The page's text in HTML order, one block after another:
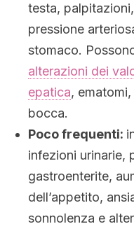
testa,
pressione
stomaco.
alterazioni dei
epatica,
bocca.
Poco frequenti:
infezioni urinarie,
gastroenterite,
dell’appetito,
sonnolenza e